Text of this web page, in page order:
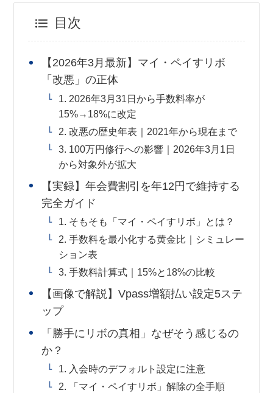
目次
【2026年3月最新】マイ・ペイすリボ
「改悪」の正体
1. 2026年3月31日から手数料率が
15%→18%に改定
2. 改悪の歴史年表｜2021年から現在まで
3. 100万円修行への影響｜2026年3月1日
から対象外が拡大
【実録】年会費割引を年12円で維持する
完全ガイド
1. そもそも「マイ・ペイすリボ」とは？
2. 手数料を最小化する黄金比｜シミュレー
ション表
3. 手数料計算式｜15%と18%の比較
【画像で解説】Vpass増額払い設定5ステ
ップ
「勝手にリボの真相」なぜそう感じるの
か？
1. 入会時のデフォルト設定に注意
2. 「マイ・ペイすリボ」解除の全手順